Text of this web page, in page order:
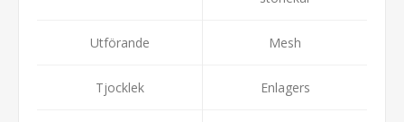
Utförande Mesh
Tjocklek Enlagers